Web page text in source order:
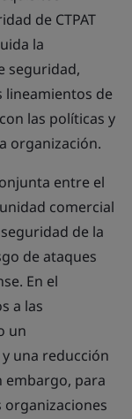
de CTPAT
la
seguridad,
de
las políticas y
organización.
entre el
comercial
de la
de ataques
En el
a las
un
una reducción
embargo, para
organizaciones